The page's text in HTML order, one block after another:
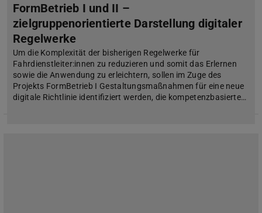
FormBetrieb I und II –
zielgruppenorientierte Darstellung digitaler
Regelwerke
Um die Komplexität der bisherigen Regelwerke für
Fahrdienstleiter:innen zu reduzieren und somit das Erlernen
sowie die Anwendung zu erleichtern, sollen im Zuge des
Projekts FormBetrieb I Gestaltungsmaßnahmen für eine neue
digitale Richtlinie identifiziert werden, die kompetenzbasierte…